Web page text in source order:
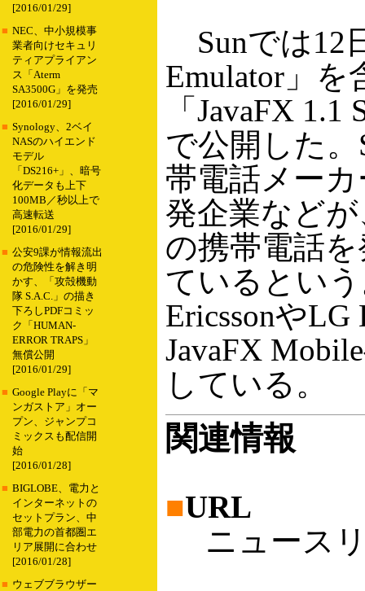
[2016/01/29]
■ NEC、中小規模事
業者向けセキュリ
ティアプライアン
ス「Aterm
SA3500G」を発売
[2016/01/29]
■ Synology、2ベイ
NASのハイエンド
モデル
「DS216+」、暗号
化データも上下
100MB／秒以上で
高速転送
[2016/01/29]
■ 公安9課が情報流出
の危険性を解き明
かす、「攻殻機動
隊 S.A.C.」の描き
下ろしPDFコミッ
ク「HUMAN-
ERROR TRAPS」
無償公開
[2016/01/29]
■ Google Playに「マ
ンガストア」オー
プン、ジャンプコ
ミックスも配信開
始
[2016/01/28]
■ BIGLOBE、電力と
インターネットの
セットプラン、中
部電力の首都圏エ
リア展開に合わせ
[2016/01/28]
■ ウェブブラウザー
Sunでは12
Emulator」
「JavaFX
で公開した
帯電話メー
発企業などが
の携帯電話
ているとい
EricssonやLG
JavaFX
している。
関連情報
■URL
ニュースリ